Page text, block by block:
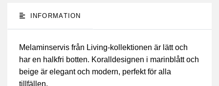
INFORMATION
Melaminservis från Living-kollektionen är lätt och
har en halkfri botten. Koralldesignen i marinblått och
beige är elegant och modern, perfekt för alla
tillfällen.